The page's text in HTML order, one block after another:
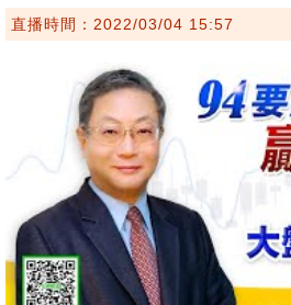
直播時間：2022/03/04 15:57